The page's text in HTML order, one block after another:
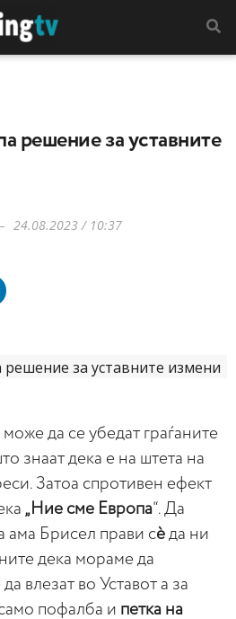
решение за уставните
24.08.2023 / 10:37
да се убедат граѓаните
знаат дека е на штета на
Затоа спротивен ефект
„Ние сме Европа“. Да
ама Брисел прави сѐ да ни
дека мораме да
влезат во Уставот а за
пофалба и петка на